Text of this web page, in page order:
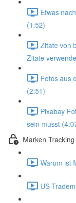
Etwas
(1:52)
Zitate von
Zitate
Fotos aus
(2:51)
Pixabay
sein musst
Marken
Warum ist
US